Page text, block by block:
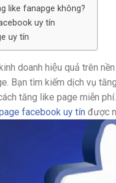
like fanapge không?
uy tín
uy tín
doanh hiệu quả trên
Bạn tìm kiếm dịch vụ
tăng like page miễn
facebook uy tín được